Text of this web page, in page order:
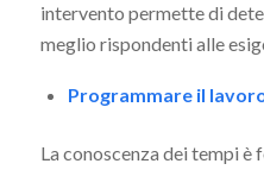
intervento permette di
meglio rispondenti alle
Programmare il
La conoscenza dei tempi è